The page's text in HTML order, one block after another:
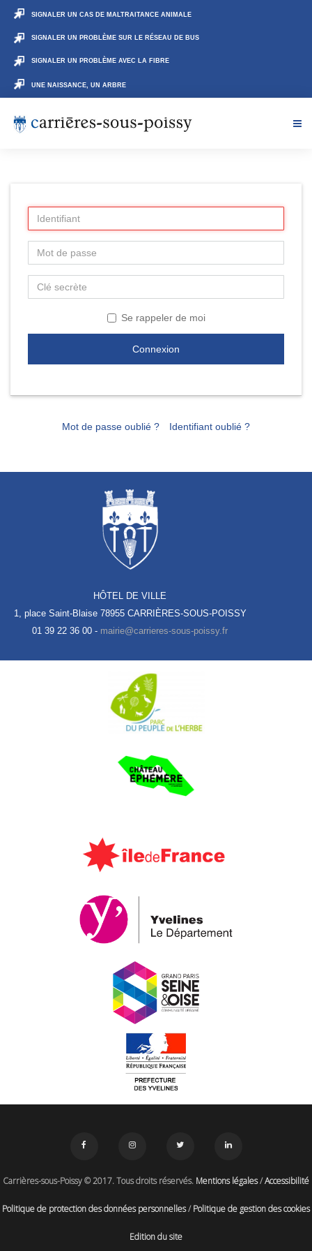
SIGNALER UN CAS DE MALTRAITANCE ANIMALE
SIGNALER UN PROBLÈME SUR LE RÉSEAU DE BUS
SIGNALER UN PROBLÈME AVEC LA FIBRE
UNE NAISSANCE, UN ARBRE
Se rappeler de moi
Connexion
Mot de passe oublié ? Identifiant oublié ?
HÔTEL DE VILLE
1, place Saint-Blaise 78955 CARRIÈRES-SOUS-POISSY
01 39 22 36 00 -
Carrières-sous-Poissy © 2017. Tous droits réservés. Mentions légales/Accessibilité
Politique de protection des données personnelles/Politique de gestion des cookies
Edition du site